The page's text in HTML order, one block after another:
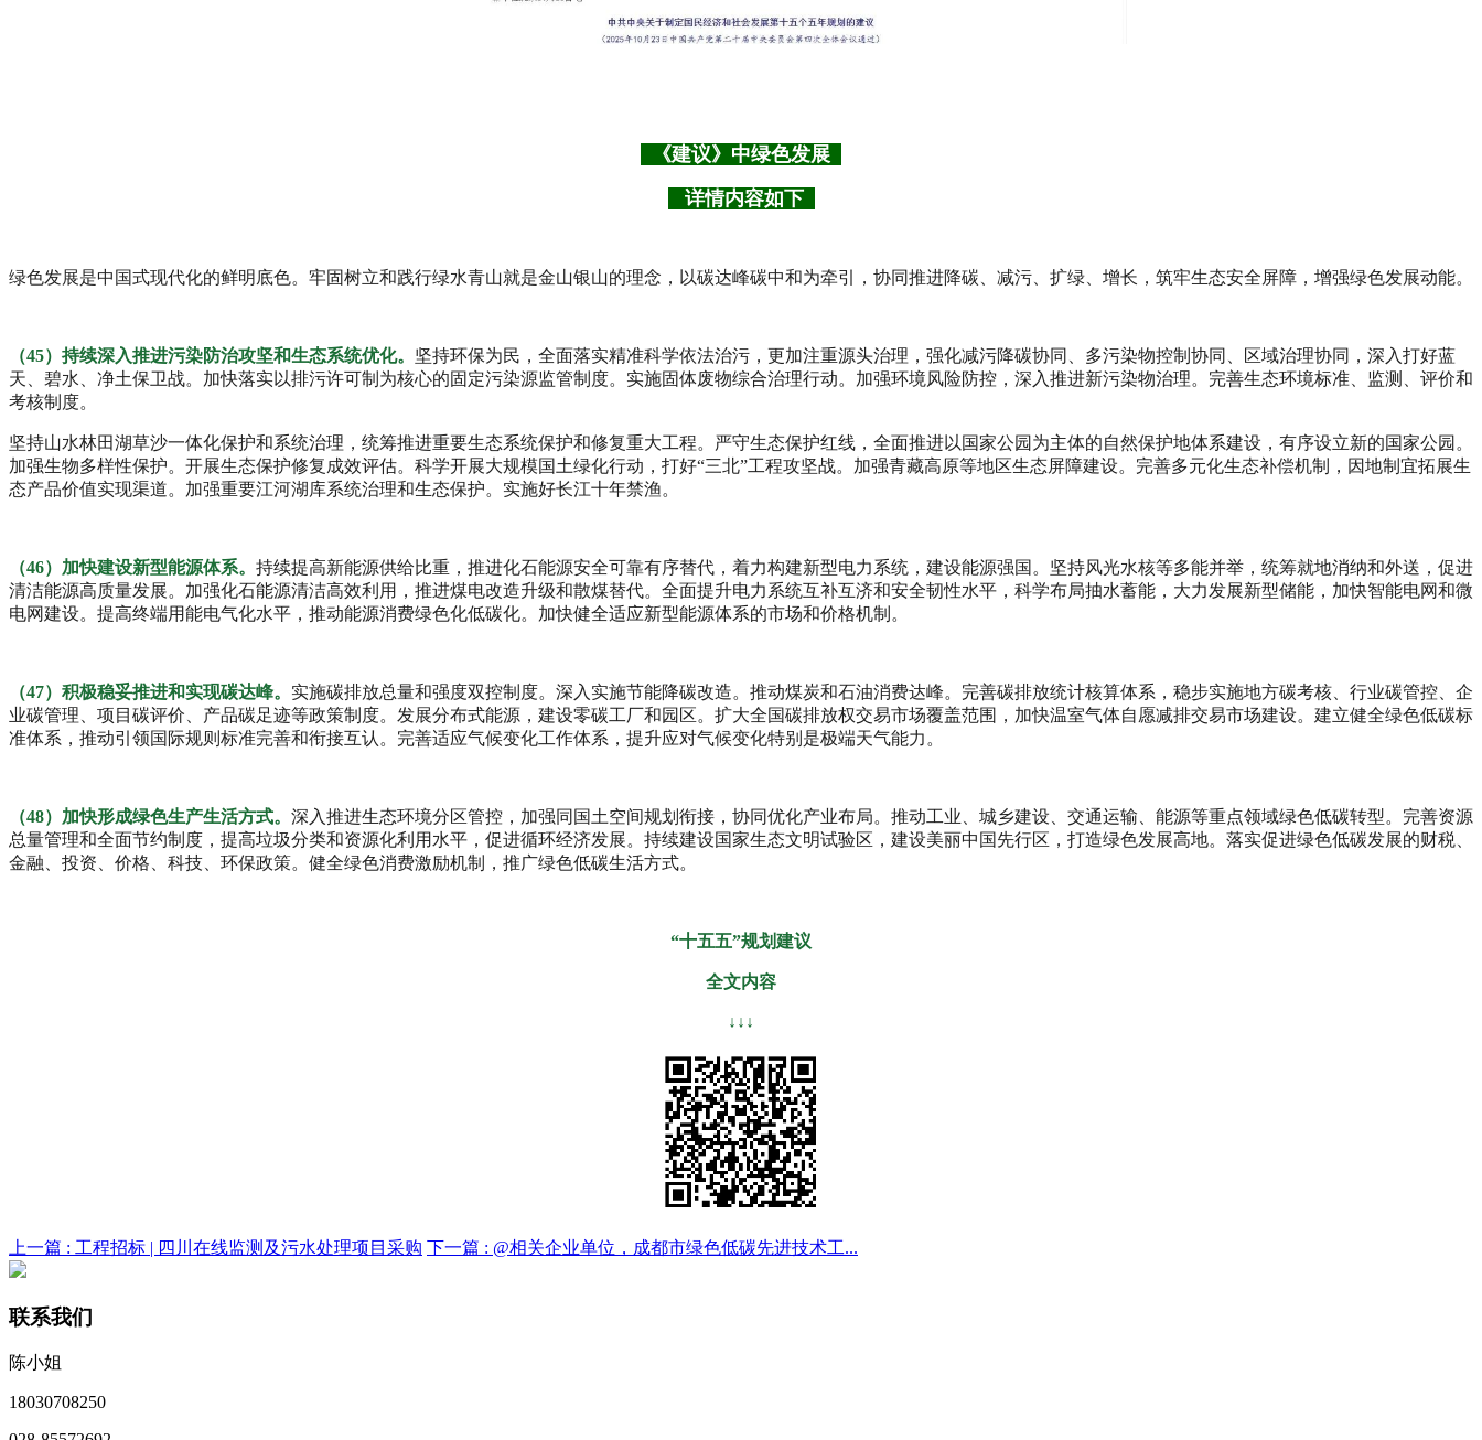
《建议》中绿色发展
详情内容如下
绿色发展是中国式现代化的鲜明底色。牢固树立和践行绿水青山就是金山银山的理念，以碳达峰碳中和为牵引，协同推进降碳、减污、扩绿、增长，筑牢生态安全屏障，增强绿色发展动能。
（45）持续深入推进污染防治攻坚和生态系统优化。 坚持环保为民，全面落实精准科学依法治污，更加注重源头治理，强化减污降碳协同、多污染物控制协同、区域治理协同，深入打好蓝
天、碧水、净土保卫战。加快落实以排污许可制为核心的固定污染源监管制度。实施固体废物综合治理行动。加强环境风险防控，深入推进新污染物治理。完善生态环境标准、监测、评价和
考核制度。
坚持山水林田湖草沙一体化保护和系统治理，统筹推进重要生态系统保护和修复重大工程。严守生态保护红线，全面推进以国家公园为主体的自然保护地体系建设，有序设立新的国家公园。
加强生物多样性保护。开展生态保护修复成效评估。科学开展大规模国土绿化行动，打好“三北”工程攻坚战。加强青藏高原等地区生态屏障建设。完善多元化生态补偿机制，因地制宜拓展生
态产品价值实现渠道。加强重要江河湖库系统治理和生态保护。实施好长江十年禁渔。
（46）加快建设新型能源体系。 持续提高新能源供给比重，推进化石能源安全可靠有序替代，着力构建新型电力系统，建设能源强国。坚持风光水核等多能并举，统筹就地消纳和外送，促进
清洁能源高质量发展。加强化石能源清洁高效利用，推进煤电改造升级和散煤替代。全面提升电力系统互补互济和安全韧性水平，科学布局抽水蓄能，大力发展新型储能，加快智能电网和微
电网建设。提高终端用能电气化水平，推动能源消费绿色化低碳化。加快健全适应新型能源体系的市场和价格机制。
（47）积极稳妥推进和实现碳达峰。 实施碳排放总量和强度双控制度。深入实施节能降碳改造。推动煤炭和石油消费达峰。完善碳排放统计核算体系，稳步实施地方碳考核、行业碳管控、企
业碳管理、项目碳评价、产品碳足迹等政策制度。发展分布式能源，建设零碳工厂和园区。扩大全国碳排放权交易市场覆盖范围，加快温室气体自愿减排交易市场建设。建立健全绿色低碳标
准体系，推动引领国际规则标准完善和衔接互认。完善适应气候变化工作体系，提升应对气候变化特别是极端天气能力。
（48）加快形成绿色生产生活方式。 深入推进生态环境分区管控，加强同国土空间规划衔接，协同优化产业布局。推动工业、城乡建设、交通运输、能源等重点领域绿色低碳转型。完善资源
总量管理和全面节约制度，提高垃圾分类和资源化利用水平，促进循环经济发展。持续建设国家生态文明试验区，建设美丽中国先行区，打造绿色发展高地。落实促进绿色低碳发展的财税、
金融、投资、价格、科技、环保政策。健全绿色消费激励机制，推广绿色低碳生活方式。
“十五五”规划建议
全文内容
↓↓↓
上一篇 : 工程招标 | 四川在线监测及污水处理项目采购 下一篇 : @相关企业单位，成都市绿色低碳先进技术工...
联系我们
陈小姐
18030708250